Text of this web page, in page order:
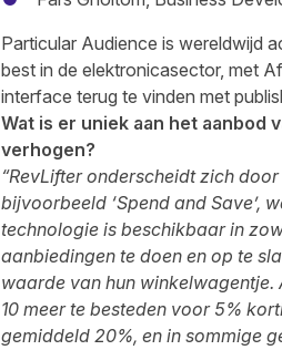
Particular Audience is wereldwijd
best in de elektronicasector, met
interface terug te vinden met
Wat is er uniek aan het aanbod
verhogen?
“RevLifter onderscheidt zich
bijvoorbeeld ‘Spend and Save’,
technologie is beschikbaar in
aanbiedingen te doen en op te
waarde van hun winkelwagentje.
10 meer te besteden voor 5%
gemiddeld 20%, en in sommige